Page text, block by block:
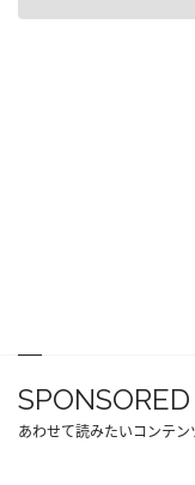
SPONSORED
あわせて読みたいコンテン